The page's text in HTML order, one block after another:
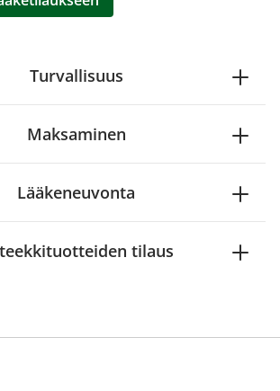
Turvallisuus
Maksaminen
Lääkeneuvonta
tilaus